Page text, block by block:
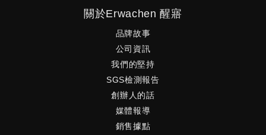
｜寵愛計畫#1 跟自己來場約會吧｜
擁有多種身份的你，忙碌之餘，常常喘不過氣？很想躲進一
挑個一天或是一個下午保留一個完整的時段給自己，
關於Erwachen 醒寤
品牌故事
公司資訊
我們的堅持
SGS檢測報告
創辦人的話
媒體報導
銷售據點